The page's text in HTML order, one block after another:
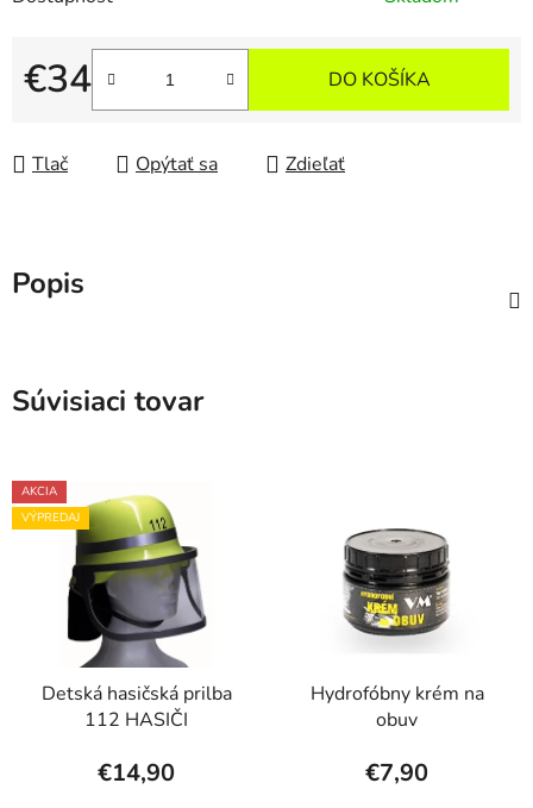
€34
Jednotková cena:
DO KOŠÍKA
Tlač Opýtať sa Zdieľať
Popis
Súvisiaci tovar
AKCIA
VÝPREDAJ
Detská hasičská prilba
112 HASIČI
€14,90
Hydrofóbny krém na
obuv
€7,90